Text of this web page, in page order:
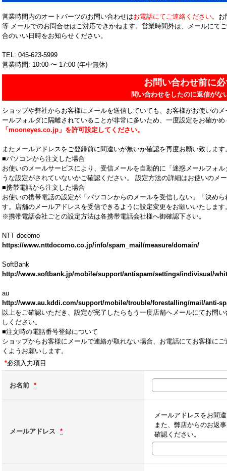
営業時間内のオートパーツのお問い合わせはお電話にてご連絡ください。 お
等 メールでのお問合せはご対応できかねます。営業時間外は、メールにて
合のいい日時をお知らせください。
TEL: 045-623-5999
営業時間: 10:00 〜 17:00 (年中無休)
お問い合わせ前に
問い合わせをしたのに返信がな
ショップや弊社からお客様にメールを送信していても、お客様がお使いの
ールフォルダに隔離されていることが非常に多いため、一度設定をお確かめ
「mooneyes.co.jp」を許可設定してください。
またメールアドレスをご登録前に間違いが無いか確認を再度お願い致します
■パソコンから注文した場合
お使いのメールサービスにより、受信メールを自動的に「迷惑メールフォ
うな設定がされていないかご確認ください。 設定方法の詳細はお使いのメ
■携帯電話から注文した場合
お使いの携帯電話の設定が「パソコンからのメールを受信しない」「決め
す。店舗のメールアドレスを受信できるように設定変更をお願いいたします
※携帯電話会社ごとの設定方法は各携帯電話会社様へ御確認下さい。
NTT docomo
https://www.nttdocomo.co.jp/info/spam_mail/measure/domain/
SoftBank
http://www.softbank.jp/mobile/support/antispam/settings/indivisual/
au
http://www.au.kddi.com/support/mobile/trouble/forestalling/mail/anti-
以上をご確認いただき、設定が完了したらもう一度店舗へメールにてお問
しください。
■注文時の電話番号登録について
ショップからお客様にメールで連絡が取れない場合、お電話にてお客様に
くようお願いします。
*必須入力項目
お名前 *
メールアドレス *
メールアドレスをお間
また、弊店からのお返
確認ください。